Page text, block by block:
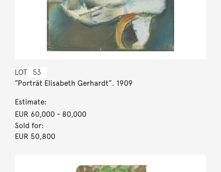
LOT 53
”Porträt Elisabeth Gerhardt”. 1909
Estimate:
EUR 60,000- 80,000
Sold for:
EUR 50,800